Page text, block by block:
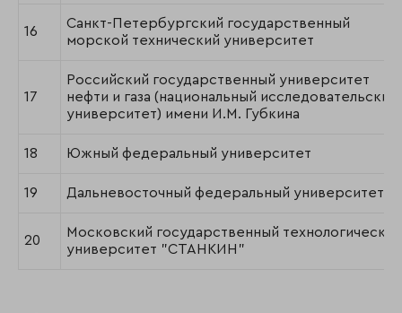
16
Санкт-Петербургский государственный
морской технический университет
17
Российский государственный университет
нефти и газа (национальный исследовательский
университет) имени И.М. Губкина
18 Южный федеральный университет
19 Дальневосточный федеральный университет
20
Московский государственный технологический
университет "СТАНКИН"